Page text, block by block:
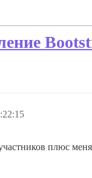
плюс